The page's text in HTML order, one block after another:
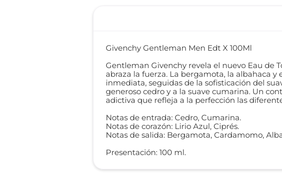
Givenchy Gentleman Men Edt X 100Ml
Gentleman Givenchy revela el nuevo Eau de
abraza la fuerza. La bergamota, la albahaca
inmediata, seguidas de la sofisticación del
generoso cedro y a la suave cumarina. Un
adictiva que refleja a la perfección las
Notas de entrada: Cedro, Cumarina.
Notas de corazón: Lirio Azul, Ciprés.
Notas de salida: Bergamota, Cardamomo,
Presentación: 100 ml.